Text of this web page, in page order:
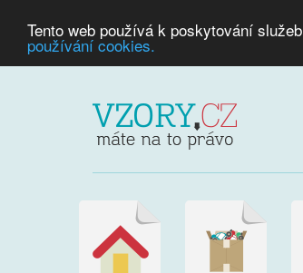
Tento web používá k poskytování
používání cookies.